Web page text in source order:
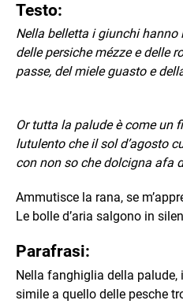
Testo:
Nella belletta i giunchi hanno
delle persiche mézze e delle
passe, del miele guasto e
Or tutta la palude è come un
lutulento che il sol d’agosto
con non so che dolcigna afa
Ammutisce la rana, se
Le bolle d’aria salgono in
Parafrasi:
Nella fanghiglia della
simile a quello delle pesche